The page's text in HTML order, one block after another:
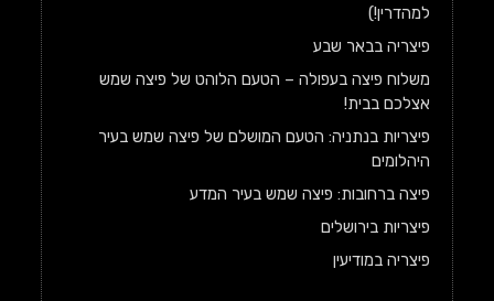
למהדרין!)
פיצריה בבאר שבע
משלוח פיצה בעפולה – הטעם הלוהט של פיצה שמש
אצלכם בבית!
פיצריות בנתניה: הטעם המושלם של פיצה שמש בעיר
היהלומים
פיצה ברחובות: פיצה שמש בעיר המדע
פיצריות בירושלים
פיצריה במודיעין